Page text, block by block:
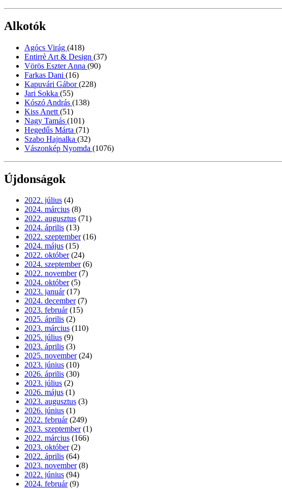
Alkotók
Agócs Virág (418)
Entirrè Art & Design (37)
Vörös Eszter Anna (90)
Farkas Dani (16)
Kapuvári Gábor(228)
Jari Sokka (55)
Kószó András (138)
Kiss Anett (51)
Nagy Tamás (101)
Hegedűs Márta (71)
Szabo Hajnalka (32)
Vászonkép Nyomda (1076)
Újdonságok
2022. július (4)
2024. március (8)
2022. augusztus (71)
2024. április (13)
2022. szeptember (16)
2024. május (15)
2022. október (24)
2024. szeptember (6)
2022. november (7)
2024. október (5)
2023. január (17)
2024. december (7)
2023. február (15)
2025. április (2)
2023. március (110)
2025. július (9)
2023. április (3)
2025. november (24)
2023. június (10)
2026. április (30)
2023. július (2)
2026. május (1)
2023. augusztus (3)
2026. június (1)
2022. február (249)
2023. szeptember (1)
2022. március (166)
2023. október (2)
2022. április (64)
2023. november (8)
2022. június (94)
2024. február (9)